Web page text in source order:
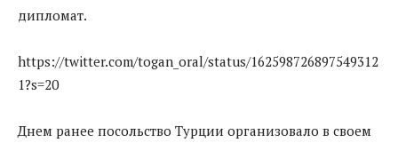
дипломат.
https://twitter.com/togan_oral/status/162598726897549312
1?s=20
Днем ранее посольство Турции организовало в своем